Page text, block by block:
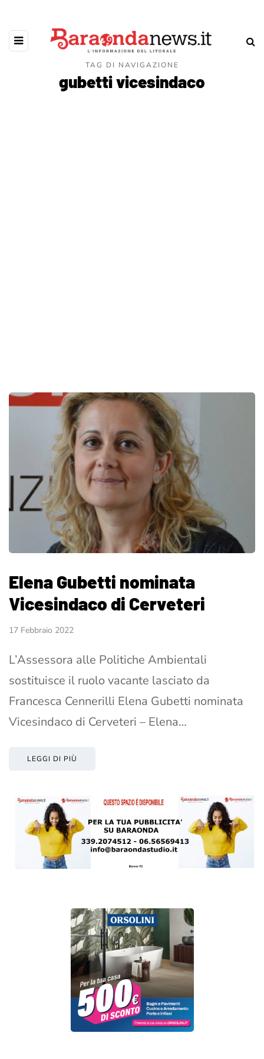
TAG DI NAVIGAZIONE
gubetti vicesindaco
Elena Gubetti nominata
Vicesindaco di Cerveteri
17 Febbraio 2022
L’Assessora alle Politiche Ambientali
sostituisce il ruolo vacante lasciato da
Francesca Cennerilli Elena Gubetti nominata
Vicesindaco di Cerveteri – Elena…
LEGGI DI PIÙ